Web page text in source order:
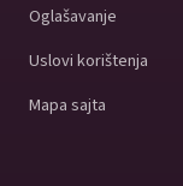
Oglašavanje
Uslovi korištenja
Mapa sajta